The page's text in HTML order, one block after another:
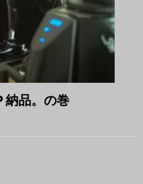
納品。の巻